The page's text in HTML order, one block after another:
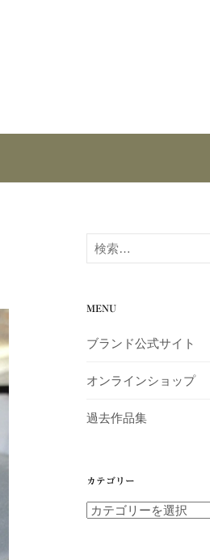
検
索:
MENU
ブランド公式サイト
オンラインショップ
過去作品集
カテゴリー
カ